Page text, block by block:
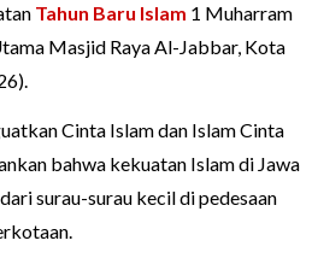
Tahun Baru Islam 1 Muharram
Masjid Raya Al-Jabbar, Kota
Cinta Islam dan Islam Cinta
bahwa kekuatan Islam di Jawa
surau-surau kecil di pedesaan